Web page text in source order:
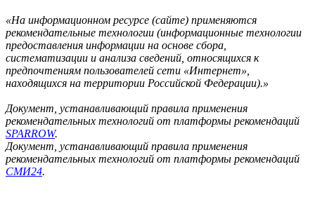
«На информационном ресурсе (сайте) применяются
рекомендательные технологии (информационные технологии
предоставления информации на основе сбора,
систематизации и анализа сведений, относящихся к
предпочтениям пользователей сети «Интернет»,
находящихся на территории Российской Федерации).»
Документ, устанавливающий правила применения
рекомендательных технологий от платформы рекомендаций
SPARROW.
Документ, устанавливающий правила применения
рекомендательных технологий от платформы рекомендаций
СМИ24.